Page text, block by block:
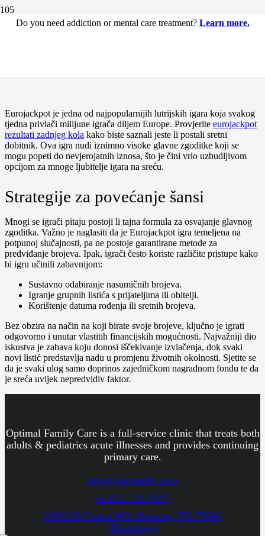
Do you need addiction or mental care treatment? Learn more.
Kako funkcionira Eurojackpot i
Eurojackpot je jedna od najpopularnijih lutrijskih igara koja svakog
tjedna privlači milijune igrača diljem Europe. Provjerite eurojackpot
rezultati zadnjeg kola kako biste saznali jeste li postali sretni
dobitnik. Ova igra nudi iznimno visoke glavne zgoditke koji se
mogu popeti do nevjerojatnih iznosa, što je čini vrlo uzbudljivom
opcijom za mnoge ljubitelje igara na sreću.
Strategije za povećanje šansi
Mnogi se igrači pitaju postoji li tajna formula za osvajanje glavnog
zgoditka. Važno je naglasiti da je Eurojackpot igra temeljena na
potpunoj slučajnosti, pa ne postoje garantirane metode za
predviđanje brojeva. Ipak, igrači često koriste različite pristupe kako
bi igru učinili zabavnijom:
Sustavno odabiranje nasumičnih brojeva.
Igranje grupnih listića s prijateljima ili obitelji.
Korištenje datuma rođenja ili sretnih brojeva.
Bez obzira na način na koji birate svoje brojeve, ključno je igrati
odgovorno i unutar vlastitih financijskih mogućnosti. Najvažniji dio
iskustva je zabava koju donosi iščekivanje izvlačenja, dok svaki
novi listić predstavlja nadu u promjenu životnih okolnosti. Sjetite se
da je svaki ulog samo doprinos zajedničkom nagradnom fondu te da
je sreća uvijek nepredvidiv faktor.
Optimal Family Care is a full-service clinic that treats both
adults & pediatrics acute illnesses and provides continuing
primary care.
info@optimalfc.com
+1 832-783-8027
12922-D Cutten RD. Houston, TX 77066
(Directions)